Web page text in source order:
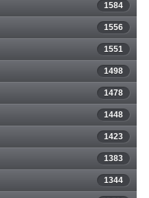
1584
1556
1551
1498
1478
1448
1423
1383
1344